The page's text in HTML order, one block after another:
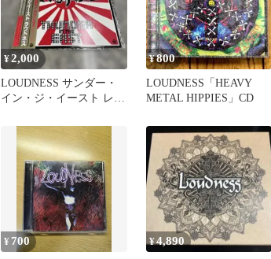
¥2,000
LOUDNESS サンダー・
イン・ジ・イースト レコ
¥800
LOUDNESS「HEAVY
METAL HIPPIES」CD
¥ 700 ¥4,890